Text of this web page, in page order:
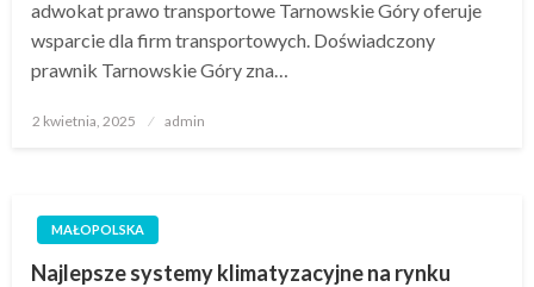
adwokat prawo transportowe Tarnowskie Góry oferuje
wsparcie dla firm transportowych. Doświadczony
prawnik Tarnowskie Góry zna…
Opublikowane
2 kwietnia, 2025 admin
MAŁOPOLSKA
Najlepsze systemy klimatyzacyjne na rynku